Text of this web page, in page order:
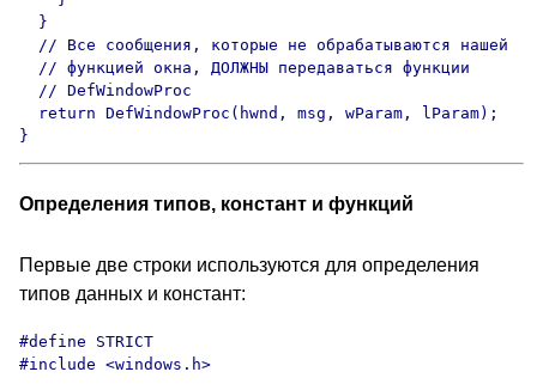
  }
  // Все сообщения, которые не обрабатываются нашей
  // функцией окна, ДОЛЖНЫ передаваться функции
  // DefWindowProc
  return DefWindowProc(hwnd, msg, wParam, lParam);
}
Определения типов, констант и функций
Первые две строки используются для определения
типов данных и констант:
#define STRICT
#include <windows.h>